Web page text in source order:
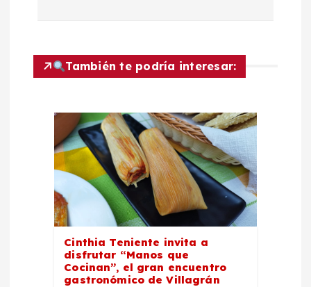
c
También te podría interesar:
Cinthia Teniente invita a
disfrutar “Manos que
Cocinan”, el gran encuentro
gastronómico de Villagrán